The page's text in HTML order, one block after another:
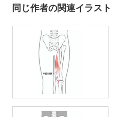
同じ作者の関連イラスト